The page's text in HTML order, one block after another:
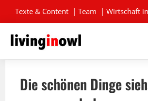
Texte & Content | Team | Wirtschaft
Die schönen Dinge